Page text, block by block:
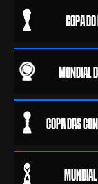
COPA
MUNDIAL
COPA DAS